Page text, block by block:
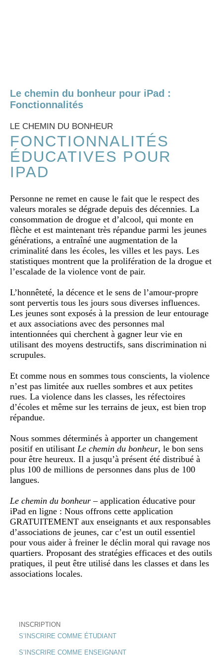
Le chemin du bonheur pour iPad :
Fonctionnalités
LE CHEMIN DU BONHEUR
FONCTIONNALITÉS
ÉDUCATIVES POUR
IPAD
Personne ne remet en cause le fait que le respect des
valeurs morales se dégrade depuis des décennies. La
consommation de drogue et d’alcool, qui monte en
flèche et est maintenant très répandue parmi les jeunes
générations, a entraîné une augmentation de la
criminalité dans les écoles, les villes et les pays. Les
statistiques montrent que la prolifération de la drogue et
l’escalade de la violence vont de pair.
L’honnêteté, la décence et le sens de l’amour-propre
sont pervertis tous les jours sous diverses influences.
Les jeunes sont exposés à la pression de leur entourage
et aux associations avec des personnes mal
intentionnées qui cherchent à gagner leur vie en
utilisant des moyens destructifs, sans discrimination ni
scrupules.
Et comme nous en sommes tous conscients, la violence
n’est pas limitée aux ruelles sombres et aux petites
rues. La violence dans les classes, les réfectoires
d’écoles et même sur les terrains de jeux, est bien trop
répandue.
Nous sommes déterminés à apporter un changement
positif en utilisant Le chemin du bonheur, le bon sens
pour être heureux. Il a jusqu’à présent été distribué à
plus 100 de millions de personnes dans plus de 100
langues.
Le chemin du bonheur – application éducative pour
iPad en ligne : Nous offrons cette application
GRATUITEMENT aux enseignants et aux responsables
d’associations de jeunes, car c’est un outil essentiel
pour vous aider à freiner le déclin moral qui ravage nos
quartiers. Proposant des stratégies efficaces et des outils
pratiques, il peut être utilisé dans les classes et dans les
associations locales.
INSCRIPTION
S’INSCRIRE COMME ÉTUDIANT
S’INSCRIRE COMME ENSEIGNANT